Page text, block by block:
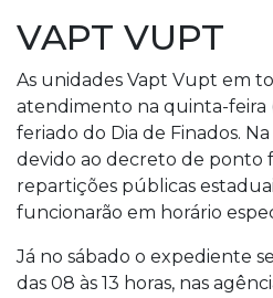
VAPT VUPT
As unidades Vapt Vupt em
atendimento na quinta-feira
feriado do Dia de Finados. Na
devido ao decreto de ponto
repartições públicas
funcionarão em horário
Já no sábado o expediente
das 08 às 13 horas, nas